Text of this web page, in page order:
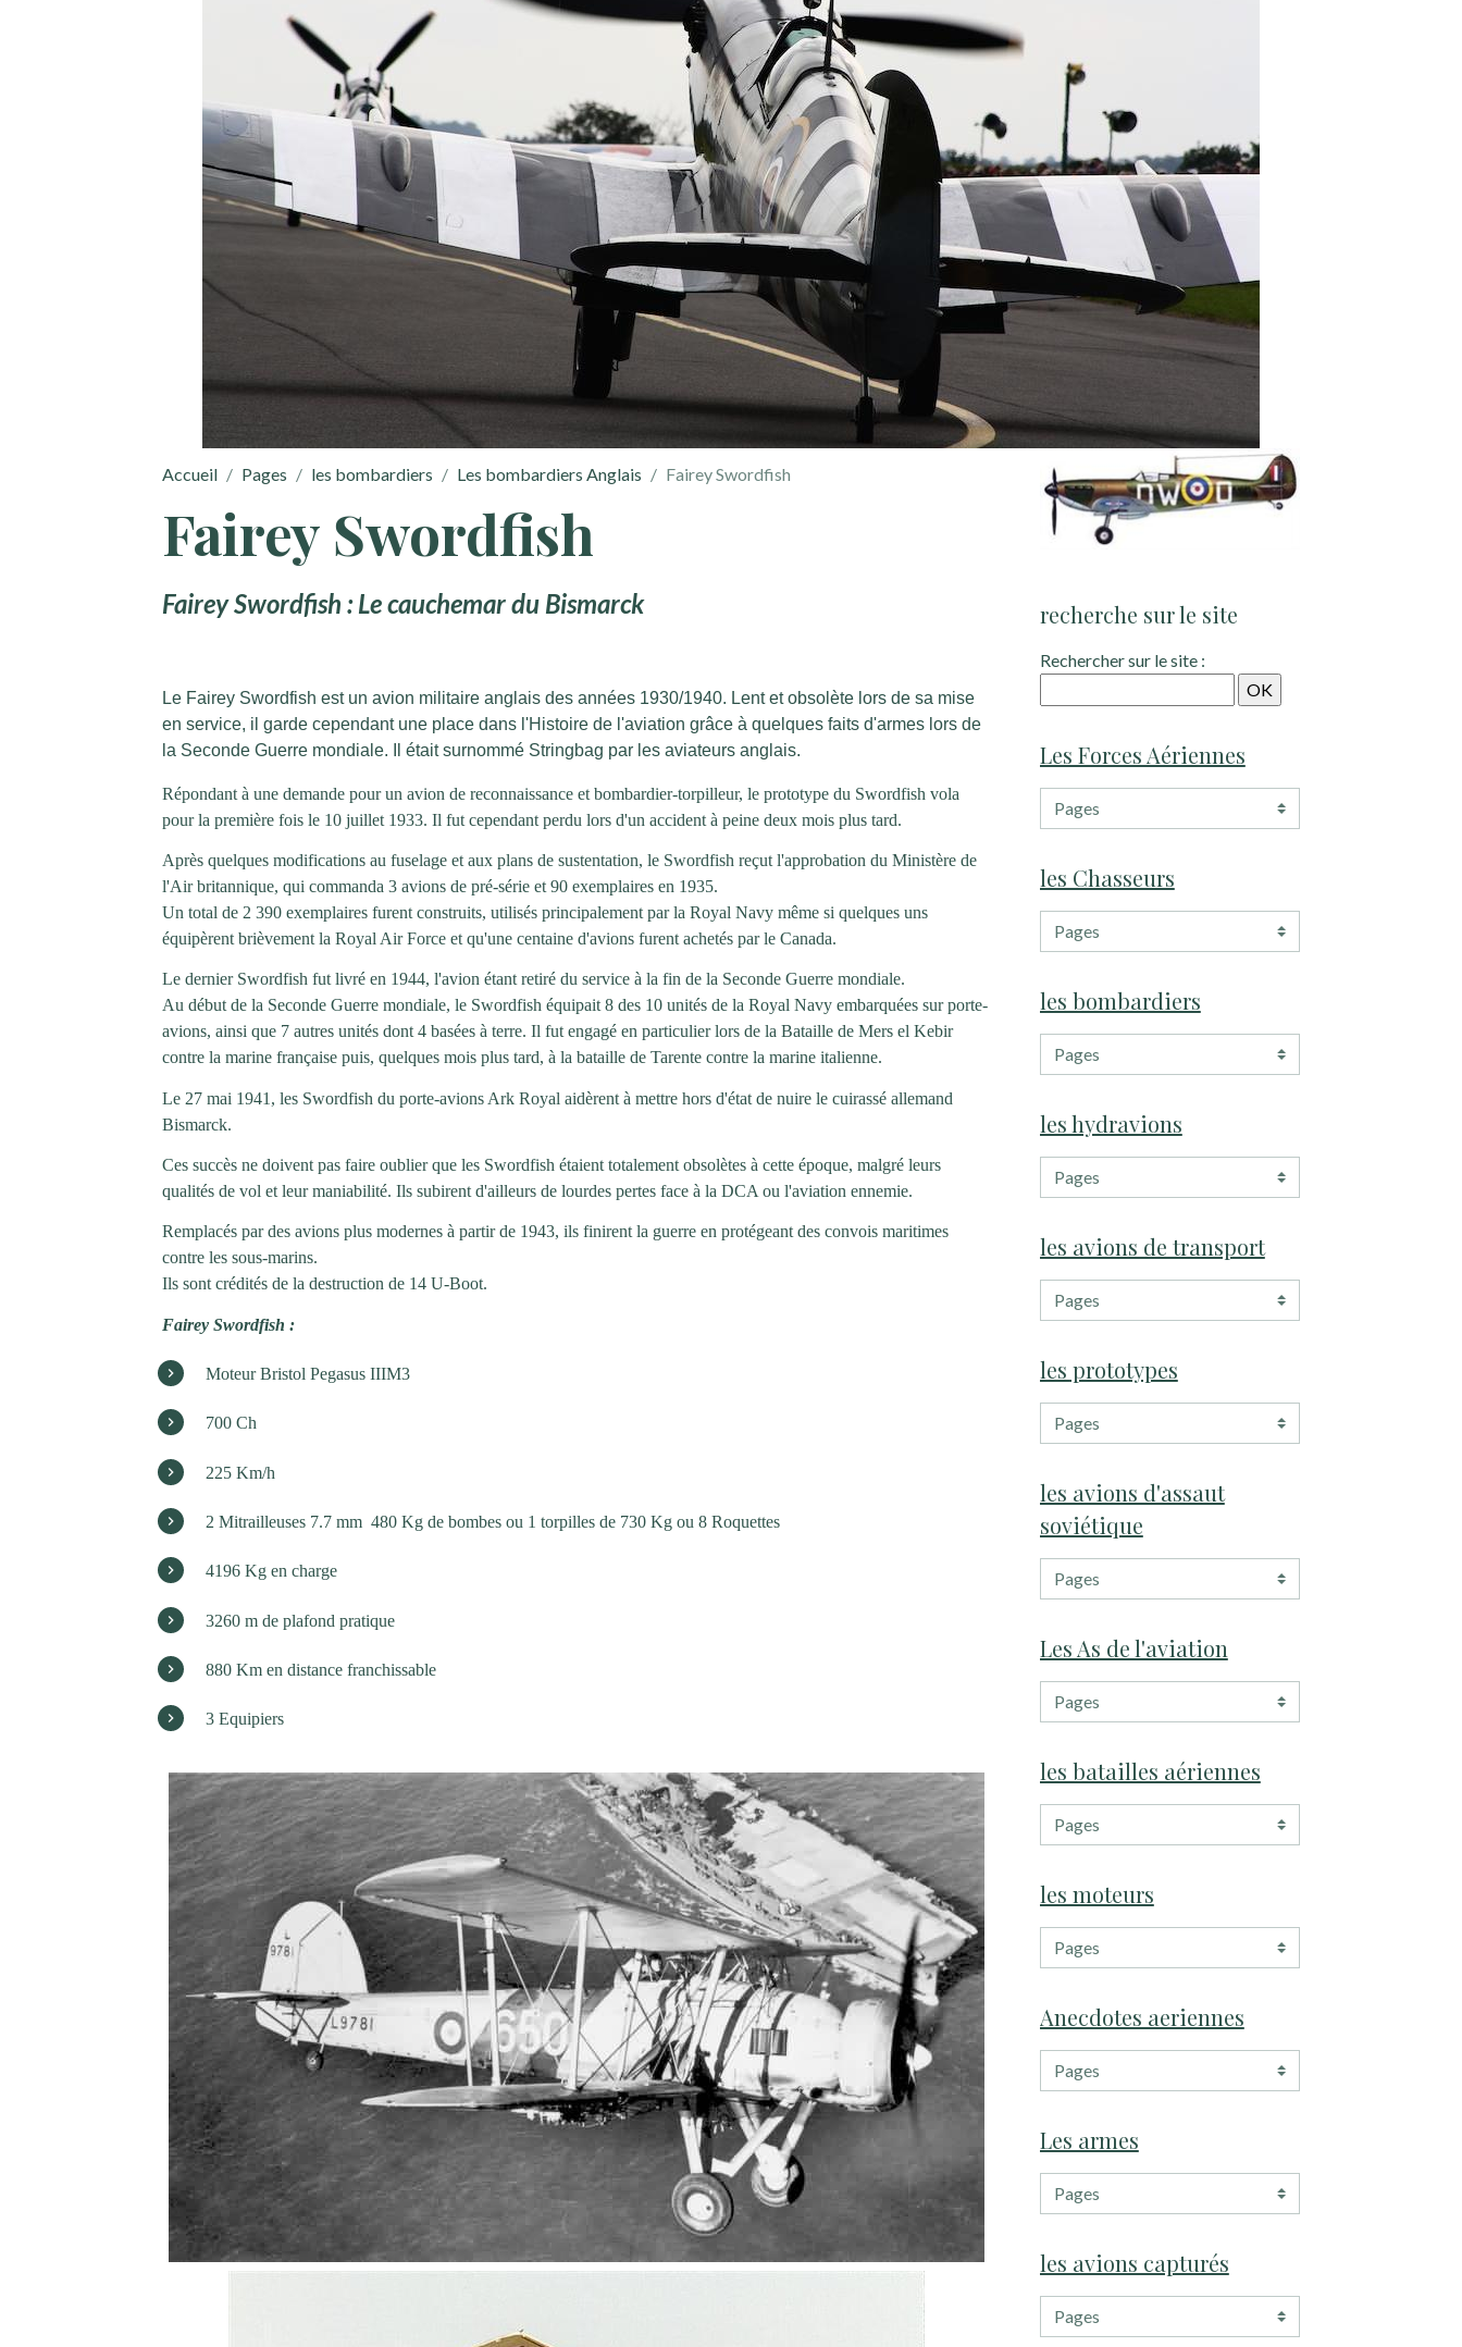
Accueil Pages les bombardiers Les bombardiers Anglais Fairey Swordfish
Fairey Swordfish
Fairey Swordfish : Le cauchemar du Bismarck
Le Fairey Swordfish est un avion militaire anglais des années 1930/1940. Lent et obsolète lors de sa mise
en service, il garde cependant une place dans l'Histoire de l'aviation grâce à quelques faits d'armes lors de
la Seconde Guerre mondiale. Il était surnommé Stringbag par les aviateurs anglais.
Répondant à une demande pour un avion de reconnaissance et bombardier-torpilleur, le prototype du Swordfish vola
pour la première fois le 10 juillet 1933. Il fut cependant perdu lors d'un accident à peine deux mois plus tard.
Après quelques modifications au fuselage et aux plans de sustentation, le Swordfish reçut l'approbation du Ministère de
l'Air britannique, qui commanda 3 avions de pré-série et 90 exemplaires en 1935.
Un total de 2 390 exemplaires furent construits, utilisés principalement par la Royal Navy même si quelques uns
équipèrent brièvement la Royal Air Force et qu'une centaine d'avions furent achetés par le Canada.
Le dernier Swordfish fut livré en 1944, l'avion étant retiré du service à la fin de la Seconde Guerre mondiale.
Au début de la Seconde Guerre mondiale, le Swordfish équipait 8 des 10 unités de la Royal Navy embarquées sur porte-
avions, ainsi que 7 autres unités dont 4 basées à terre. Il fut engagé en particulier lors de la Bataille de Mers el Kebir
contre la marine française puis, quelques mois plus tard, à la bataille de Tarente contre la marine italienne.
Le 27 mai 1941, les Swordfish du porte-avions Ark Royal aidèrent à mettre hors d'état de nuire le cuirassé allemand
Bismarck.
Ces succès ne doivent pas faire oublier que les Swordfish étaient totalement obsolètes à cette époque, malgré leurs
qualités de vol et leur maniabilité. Ils subirent d'ailleurs de lourdes pertes face à la DCA ou l'aviation ennemie.
Remplacés par des avions plus modernes à partir de 1943, ils finirent la guerre en protégeant des convois maritimes
contre les sous-marins.
Ils sont crédités de la destruction de 14 U-Boot.
Fairey Swordfish :
Moteur Bristol Pegasus IIIM3
700 Ch
225 Km/h
2 Mitrailleuses 7.7 mm 480 Kg de bombes ou 1 torpilles de 730 Kg ou 8 Roquettes
4196 Kg en charge
3260 m de plafond pratique
880 Km en distance franchissable
3 Equipiers
recherche sur le site
Rechercher sur le site :
Les Forces Aériennes
les Chasseurs
les bombardiers
les hydravions
les avions de transport
les prototypes
les avions d'assaut
soviétique
Les As de l'aviation
les batailles aériennes
les moteurs
Anecdotes aeriennes
Les armes
les avions capturés